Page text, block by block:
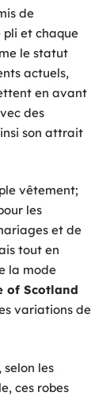
de
pli et chaque
le statut
actuels,
en avant
des
son attrait
vêtement;
les
et de
tout en
la mode
of Scotland
variations de
les
ces robes